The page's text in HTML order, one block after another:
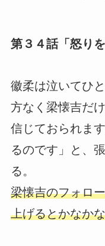
第３４話「怒り
徽柔は泣いてひ
方なく梁懐吉だ
信じておられま
るのです」と、
る。
梁懐吉のフォロ
上げるとかなか